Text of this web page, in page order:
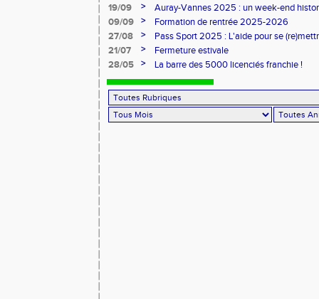
19/09
>
Auray-Vannes 2025 : un week-end
marathon breton
09/09 >
Formation de rentrée 2025-2026
27/08
>
Pass Sport 2025 : L'aide pour se
21/07
>
Fermeture estivale
28/05
> La barre des 5000 licenciés franchie !